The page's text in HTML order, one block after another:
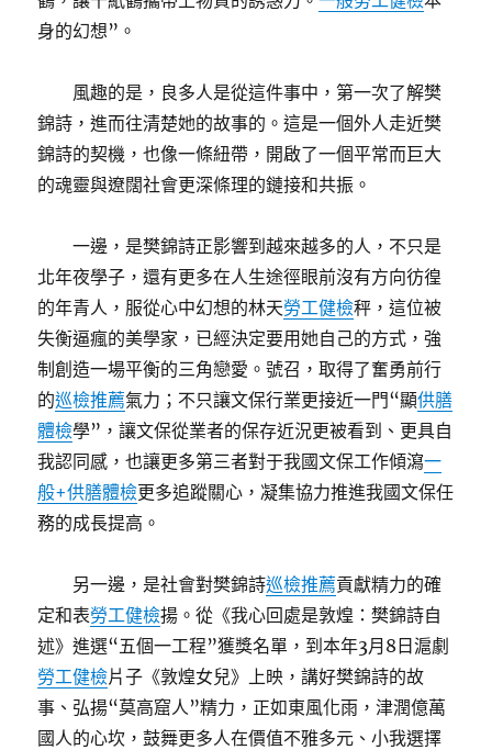
身的幻想”。
風趣的是，良多人是從這件事中，第一次了解樊
錦詩，進而往清楚她的故事的。這是一個外人走近樊
錦詩的契機，也像一條紐帶，開啟了一個平常而巨大
的魂靈與遼闊社會更深條理的鏈接和共振。
一邊，是樊錦詩正影響到越來越多的人，不只是
北年夜學子，還有更多在人生途徑眼前沒有方向彷徨
的年青人，服從心中幻想的林天勞工健檢秤，這位被
失衡逼瘋的美學家，已經決定要用她自己的方式，強
制創造一場平衡的三角戀愛。號召，取得了奮勇前行
的巡檢推薦氣力；不只讓文保行業更接近一門“顯供膳
體檢學”，讓文保從業者的保存近況更被看到、更具自
我認同感，也讓更多第三者對于我國文保工作傾瀉一
般+供膳體檢更多追蹤關心，凝集協力推進我國文保任
務的成長提高。
另一邊，是社會對樊錦詩巡檢推薦貢獻精力的確
定和表勞工健檢揚。從《我心回處是敦煌：樊錦詩自
述》進選“五個一工程”獲獎名單，到本年3月8日滬劇
勞工健檢片子《敦煌女兒》上映，講好樊錦詩的故
事、弘揚“莫高窟人”精力，正如東風化雨，津潤億萬
國人的心坎，鼓舞更多人在價值不雅多元、小我選擇